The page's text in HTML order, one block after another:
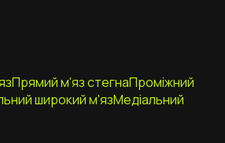
Прямий м'яз стегнаПроміжний
широкий м'язМедіальний